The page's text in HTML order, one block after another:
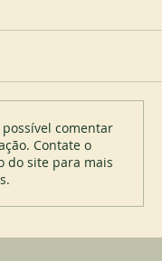
comentar
Contate o
do site para mais